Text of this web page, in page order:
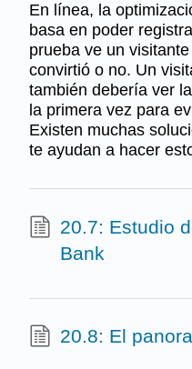
En línea, la
basa en poder
prueba ve un
convirtió o no. Un
también debería ver
la primera vez para
Existen muchas
te ayudan a hacer
20.7: Estudio
Bank
20.8: El